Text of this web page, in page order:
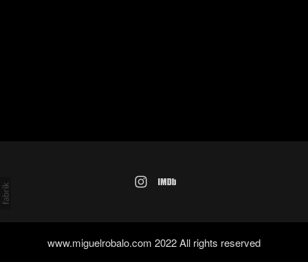
www.miguelrobalo.com 2022 All rights reserved